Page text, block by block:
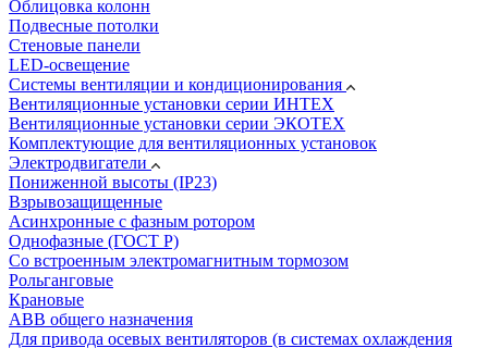
Облицовка колонн
Подвесные потолки
Стеновые панели
LED-освещение
Системы вентиляции и кондиционирования
Вентиляционные установки серии ИНТЕХ
Вентиляционные установки серии ЭКОТЕХ
Комплектующие для вентиляционных установок
Электродвигатели
Пониженной высоты (IP23)
Взрывозащищенные
Асинхронные с фазным ротором
Однофазные (ГОСТ Р)
Со встроенным электромагнитным тормозом
Рольганговые
Крановые
АВВ общего назначения
Для привода осевых вентиляторов (в системах охлаждения